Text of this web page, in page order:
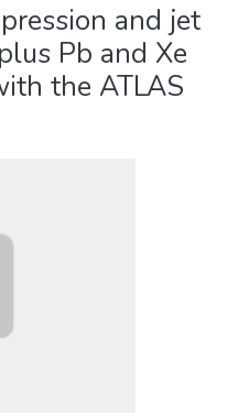
and jet
Pb and Xe
the ATLAS